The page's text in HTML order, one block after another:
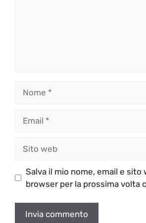
web
Salva il mio nome, email e sito
browser per la prossima volta